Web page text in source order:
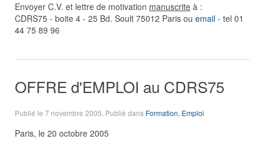
Envoyer C.V. et lettre de motivation manuscrite à :
CDRS75 - boite 4 - 25 Bd. Soult 75012 Paris ou email - tel 01
44 75 89 96
OFFRE d'EMPLOI au CDRS75
Publié le 7 novembre 2005 . Publié dans Formation, Emploi
Paris, le 20 octobre 2005